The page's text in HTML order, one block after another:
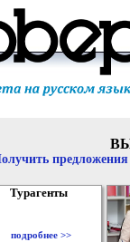
Турагенты
подробнее >>